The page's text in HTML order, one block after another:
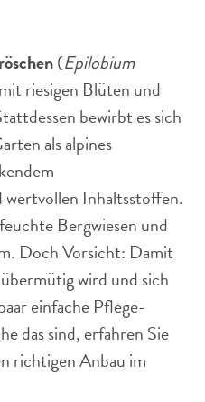
(Epilobium
riesigen Blüten und
bewirbt es sich
als alpines
Inhaltsstoffen.
Bergwiesen und
Doch Vorsicht: Damit
wird und sich
einfache Pflege-
das sind, erfahren Sie
richtigen Anbau im